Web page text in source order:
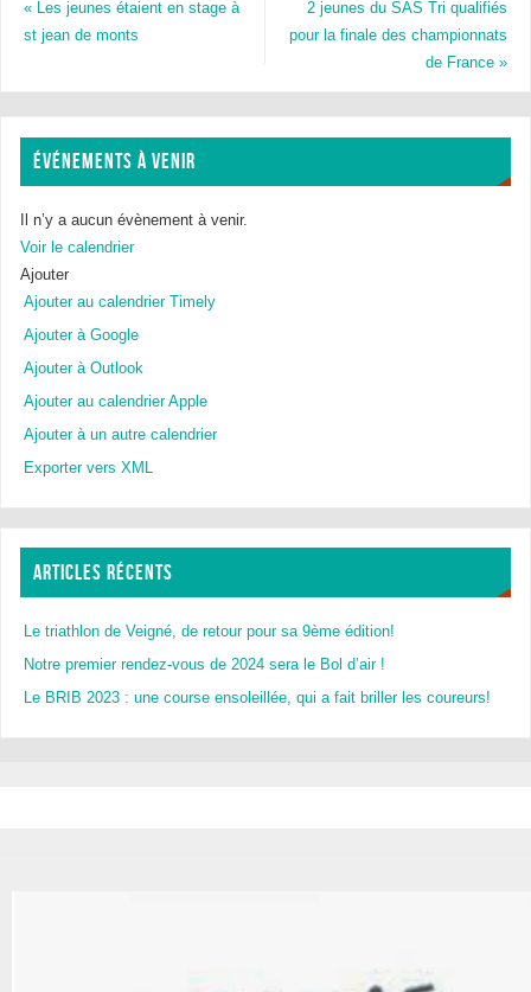
e
o
o
k
er
«Les jeunes étaient en stage à
st jean de monts
2 jeunes du SAS Tri qualifiés
pour la finale des championnats
de France»
ÉVÉNEMENTS À VENIR
Il n’y a aucun évènement à venir.
Voir le calendrier
Ajouter
Ajouter au calendrier Timely
Ajouter à Google
Ajouter à Outlook
Ajouter au calendrier Apple
Ajouter à un autre calendrier
Exporter vers XML
ARTICLES RÉCENTS
Le triathlon de Veigné, de retour pour sa 9ème édition!
Notre premier rendez-vous de 2024 sera le Bol d’air !
Le BRIB 2023 : une course ensoleillée, qui a fait briller les coureurs!